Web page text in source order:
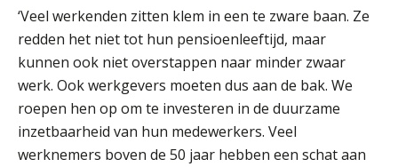
‘Veel werkenden zitten klem in een te zware baan. Ze
redden het niet tot hun pensioenleeftijd, maar
kunnen ook niet overstappen naar minder zwaar
werk. Ook werkgevers moeten dus aan de bak. We
roepen hen op om te investeren in de duurzame
inzetbaarheid van hun medewerkers. Veel
werknemers boven de 50 jaar hebben een schat aan
SEP
MOCuitgevers
16
SEP
Online cursus Disfunctionerende werknemer: wat nu?
MOCuitgevers
17
SEP
MOCuitgevers